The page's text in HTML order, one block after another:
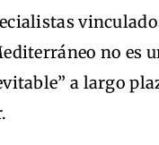
no es
a largo